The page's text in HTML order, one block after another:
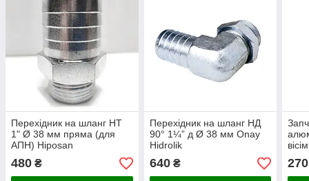
Перехідник на шланг НТ
1" Ø 38 мм пряма (для
АПН) Hiposan
480 ₴
Перехідник на шланг НД
90° 1¼” д Ø 38 мм Onay
Hidrolik
640₴ 270